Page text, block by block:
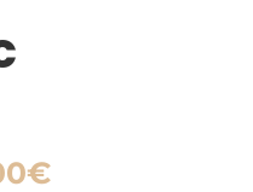
€Plage